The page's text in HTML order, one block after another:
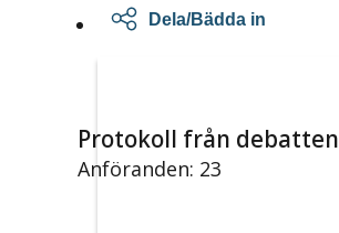
Dela/Bädda in
Protokoll från debatten
Anföranden: 23